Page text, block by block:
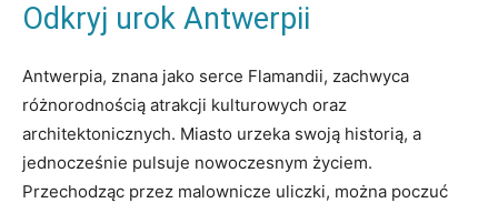
Odkryj urok Antwerpii
Antwerpia, ‌znana jako serce Flamandii, zachwyca
różnorodnością atrakcji kulturowych oraz
architektonicznych. Miasto urzeka swoją historią, ​a
jednocześnie pulsuje nowoczesnym życiem.
Przechodząc przez malownicze uliczki,⁣ można poczuć